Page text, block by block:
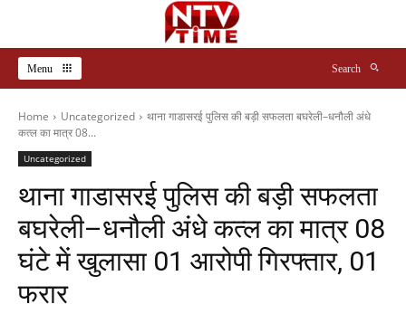
Menu Search
Home Uncategorized
थाना गाडासरई पुलिस की बड़ी सफलता बघरेली–धनौली अंधे
कत्ल का मात्र 08...
Uncategorized
थाना गाडासरई पुलिस की बड़ी सफलता
बघरेली–धनौली अंधे कत्ल का मात्र 08
घंटे में खुलासा 01 आरोपी गिरफ्तार, 01
फरार